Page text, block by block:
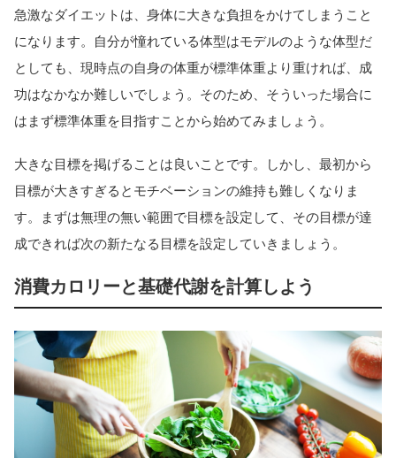
急激なダイエットは、身体に大きな負担をかけてしまうこと
になります。自分が憧れている体型はモデルのような体型だ
としても、現時点の自身の体重が標準体重より重ければ、成
功はなかなか難しいでしょう。そのため、そういった場合に
はまず標準体重を目指すことから始めてみましょう。
大きな目標を掲げることは良いことです。しかし、最初から
目標が大きすぎるとモチベーションの維持も難しくなりま
す。まずは無理の無い範囲で目標を設定して、その目標が達
成できれば次の新たなる目標を設定していきましょう。
消費カロリーと基礎代謝を計算しよう